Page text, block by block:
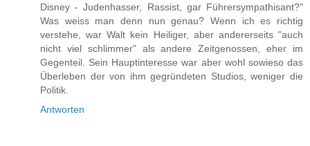
Disney - Judenhasser, Rassist, gar Führersympathisant?"
Was weiss man denn nun genau? Wenn ich es richtig
verstehe, war Walt kein Heiliger, aber andererseits "auch
nicht viel schlimmer" als andere Zeitgenossen, eher im
Gegenteil. Sein Hauptinteresse war aber wohl sowieso das
Überleben der von ihm gegründeten Studios, weniger die
Politik.
Antworten